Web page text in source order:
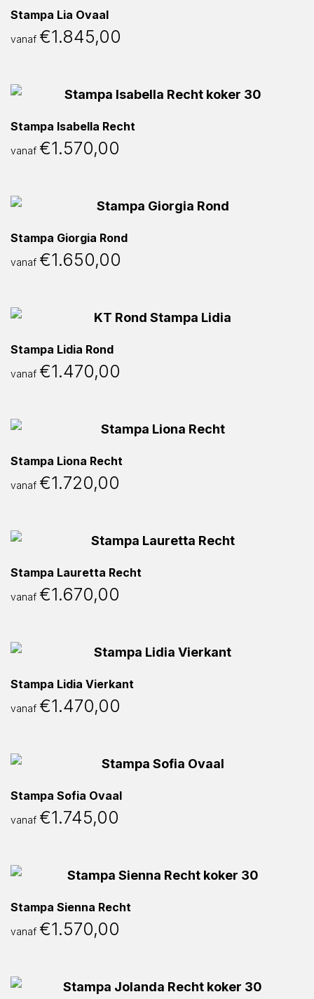
Stampa Lia Ovaal
vanaf €1.845,00
Stampa Isabella Recht
vanaf €1.570,00
Stampa Giorgia Rond
vanaf €1.650,00
Stampa Lidia Rond
vanaf €1.470,00
Stampa Liona Recht
vanaf €1.720,00
Stampa Lauretta Recht
vanaf €1.670,00
Stampa Lidia Vierkant
vanaf €1.470,00
Stampa Sofia Ovaal
vanaf €1.745,00
Stampa Sienna Recht
vanaf €1.570,00